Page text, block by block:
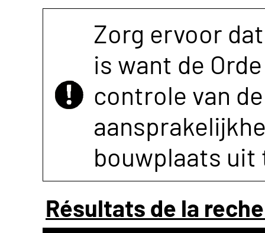
Zorg ervoor
is want de
controle van
bouwplaats uit
Résultats de la